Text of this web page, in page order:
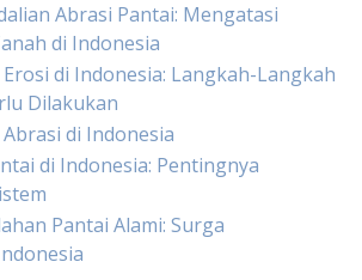
Abrasi Pantai: Mengatasi
di Indonesia
di Indonesia: Langkah-Langkah
Dilakukan
di Indonesia
di Indonesia: Pentingnya
Pantai Alami: Surga